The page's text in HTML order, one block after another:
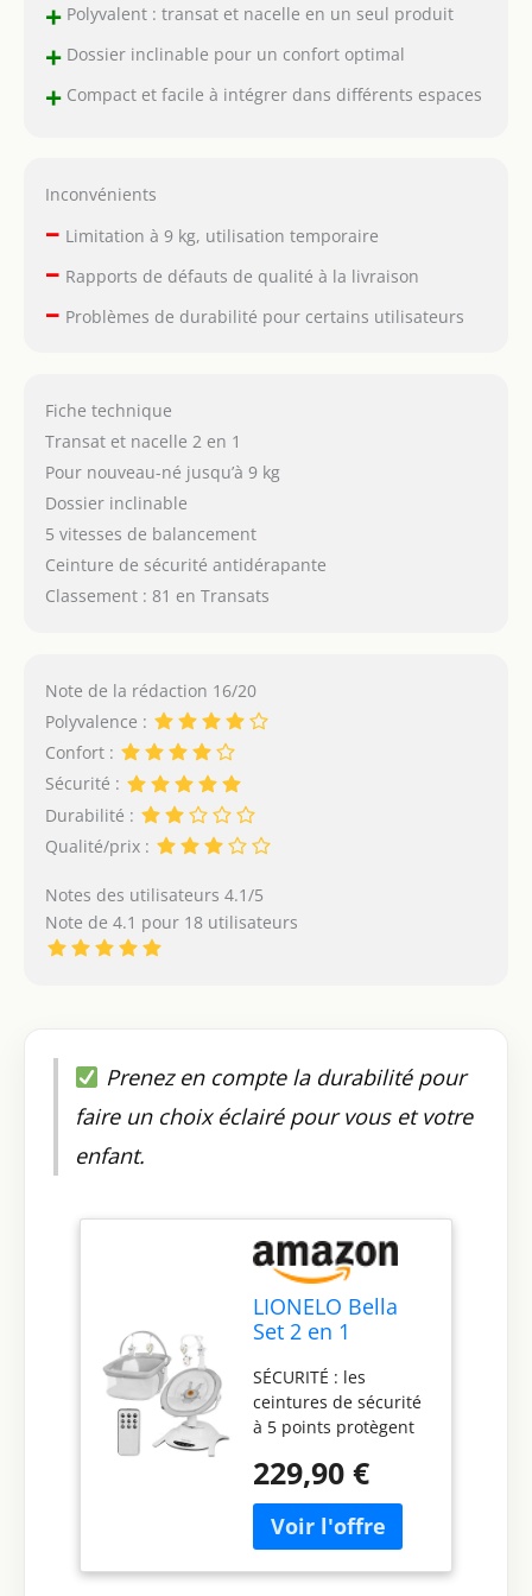
+Polyvalent : transat et nacelle en un seul produit
+Dossier inclinable pour un confort optimal
+Compact et facile à intégrer dans différents espaces
Inconvénients
– Limitation à 9 kg, utilisation temporaire
– Rapports de défauts de qualité à la livraison
– Problèmes de durabilité pour certains utilisateurs
Fiche technique
Transat et nacelle 2 en 1
Pour nouveau-né jusqu’à 9 kg
Dossier inclinable
5 vitesses de balancement
Ceinture de sécurité antidérapante
Classement : 81 en Transats
Note de la rédaction 16/20
Polyvalence :
Confort :
Sécurité :
Durabilité :
Qualité/prix :
Notes des utilisateurs 4.1/5
Note de 4.1 pour 18 utilisateurs
Prenez en compte la durabilité pour
faire un choix éclairé pour vous et votre
enfant.
LIONELO Bella
Set 2 en 1
électrique avec
nacelle 360o
pour bébés
jusqu'à 9 kg,
dossier
inclinable, 5
vitesses de
balancement
Ceinture de
SÉCURITÉ : les
ceintures de sécurité
à 5 points protègent
les chutes et les
inclinaisons
soudaines. En outre,
la large base avec des
coussinets
229,90 €